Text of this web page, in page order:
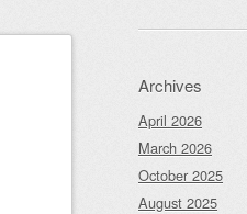
Archives
April 2026
March 2026
October 2025
August 2025